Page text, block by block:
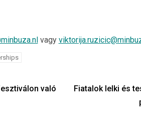
vagy
való
Fiatalok lelki és